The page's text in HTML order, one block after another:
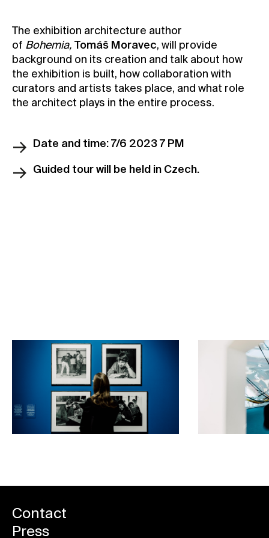
Press
Rentals
The exhibition architecture author
of Bohemia, Tomáš Moravec, will provide
background on its creation and talk about how
the exhibition is built, how collaboration with
curators and artists takes place, and what role
the architect plays in the entire process.
Date and time: 7/6 2023 7 PM
Guided tour will be held in Czech.
Contact
Press